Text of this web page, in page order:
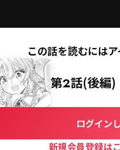
この話を読むには
第2話(後編)
ログイン
新規会員登録は